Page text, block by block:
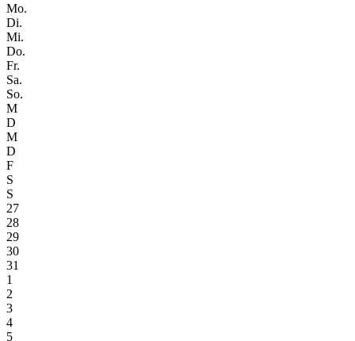
Mo.
Di.
Mi.
Do.
Fr.
Sa.
So.
M
D
M
D
F
S
S
27
28
29
30
31
1
2
3
4
5